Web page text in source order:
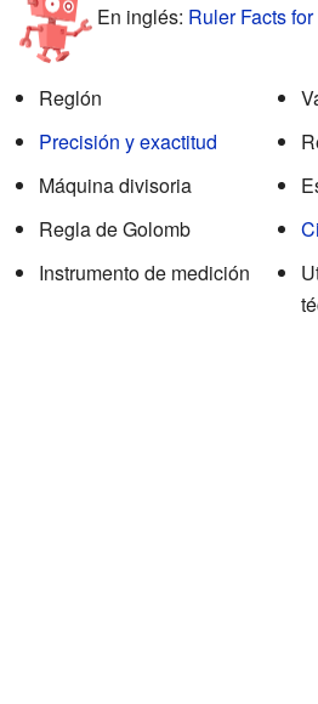
En inglés: Ruler Facts
Reglón
Precisión y exactitud
Máquina divisoria
Regla de Golomb
Instrumento de medición